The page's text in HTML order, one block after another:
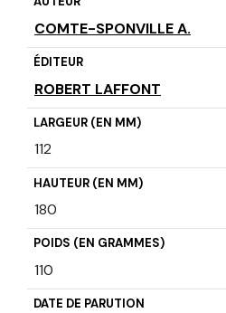
COMTE-SPONVILLE A.
ÉDITEUR
ROBERT LAFFONT
LARGEUR (EN MM)
112
HAUTEUR (EN MM)
180
POIDS (EN GRAMMES)
110
DATE DE PARUTION